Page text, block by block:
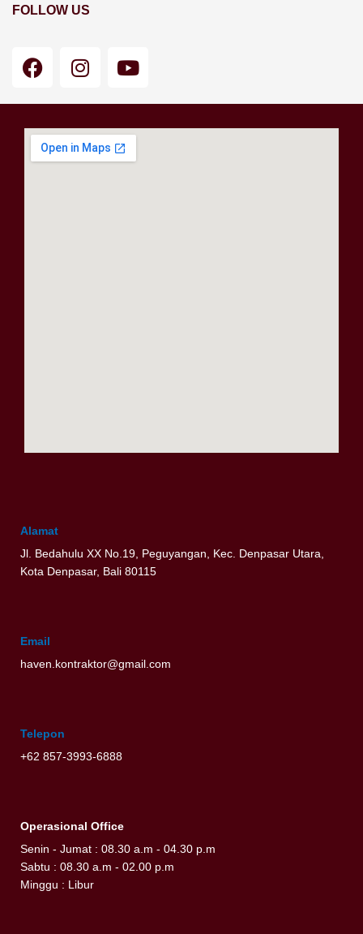
FOLLOW US
F
a
b
o
I
n
a
g
Y
o
u
b
Alamat
Jl. Bedahulu XX No.19, Peguyangan, Kec. Denpasar Utara,
Kota Denpasar, Bali 80115
Email
haven.kontraktor@gmail.com
Telepon
+62 857-3993-6888
Operasional Office
Senin - Jumat : 08.30 a.m - 04.30 p.m
Sabtu : 08.30 a.m - 02.00 p.m
Minggu : Libur